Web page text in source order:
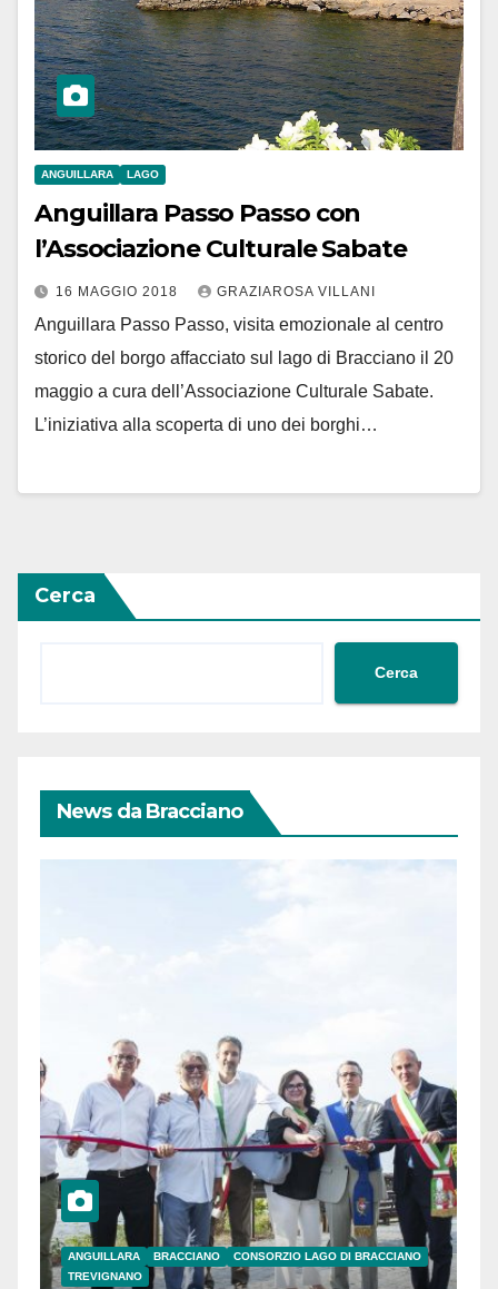
ANGUILLARA LAGO
Anguillara Passo Passo con
l’Associazione Culturale Sabate
16 MAGGIO 2018 GRAZIAROSA VILLANI
Anguillara Passo Passo, visita emozionale al centro
storico del borgo affacciato sul lago di Bracciano il 20
maggio a cura dell’Associazione Culturale Sabate.
L’iniziativa alla scoperta di uno dei borghi…
Cerca
Cerca
News da Bracciano
ANGUILLARA BRACCIANO
CONSORZIO LAGO DI BRACCIANO
TREVIGNANO